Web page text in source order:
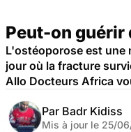
Peut-on guérir
L'ostéoporose est une
jour où la fracture
Allo Docteurs Africa
Par Badr Kidiss
Mis à jour le 25/